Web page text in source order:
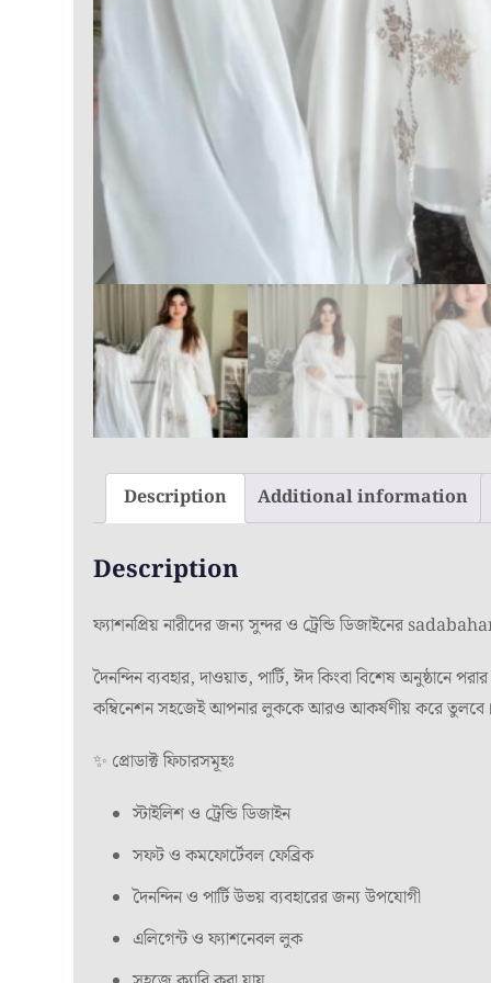
Description Additional information
Description
ফ্যাশনপ্রিয় নারীদের জন্য সুন্দর ও ট্রেন্ডি ডিজাইনের
দৈনন্দিন ব্যবহার, দাওয়াত, পার্টি, ঈদ কিংবা বিশেষ
কম্বিনেশন সহজেই আপনার লুককে আরও আকর্ষণীয় করে তুলবে।
✨ প্রোডাক্ট ফিচারসমূহঃ
স্টাইলিশ ও ট্রেন্ডি ডিজাইন
সফট ও কমফোর্টেবল ফেব্রিক
দৈনন্দিন ও পার্টি উভয় ব্যবহারের জন্য উপযোগী
এলিগেন্ট ও ফ্যাশনেবল লুক